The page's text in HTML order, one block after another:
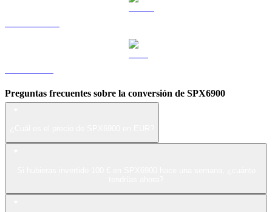
Preguntas frecuentes sobre la conversión de SPX6900